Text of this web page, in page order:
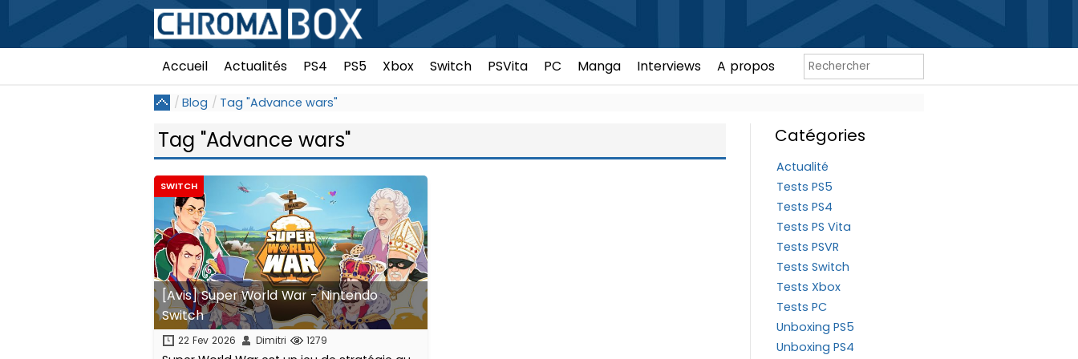
Accueil Actualités PS4 PS5 Xbox Switch PSVita PC Manga Interviews A propos
Blog Tag "Advance wars"
Tag "Advance wars"
SWITCH
[Avis] Super World War - Nintendo
Switch
22 Fev 2026 Dimitri 1279
Catégories
Actualité
Tests PS5
Tests PS4
Tests PS Vita
Tests PSVR
Tests Switch
Tests Xbox
Tests PC
Unboxing PS5
Unboxing PS4